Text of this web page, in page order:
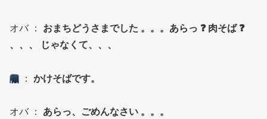
オバ ： おまちどうさまでした 。。。あらっ ❓ 肉そば ❓
、、、 じゃなくて、、、
： かけそばです。
オバ ： あらっ、ごめんなさい 。。。